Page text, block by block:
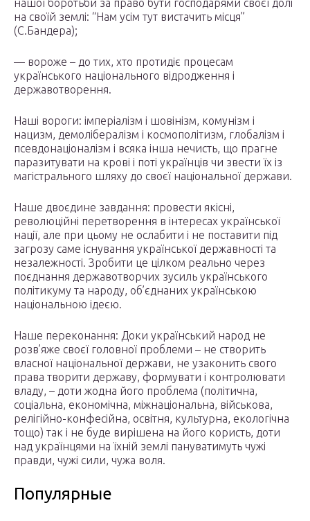
нашої боротьби за право бути господарями своєї долі
на своїй землі: “Нам усім тут вистачить місця”
(С.Бандера);
— вороже – до тих, хто протидіє процесам
українського національного відродження і
державотворення.
Наші вороги: імперіалізм і шовінізм, комунізм і
нацизм, демолібералізм і космополітизм, глобалізм і
псевдонаціоналізм і всяка інша нечисть, що прагне
паразитувати на крові і поті українців чи звести їх із
магістрального шляху до своєї національної держави.
Наше двоєдине завдання: провести якісні,
революційні перетворення в інтересах української
нації, але при цьому не ослабити і не поставити під
загрозу саме існування української державності та
незалежності. Зробити це цілком реально через
поєднання державотворчих зусиль українського
політикуму та народу, об’єднаних українською
національною ідеєю.
Наше переконання: Доки український народ не
розв’яже своєї головної проблеми – не створить
власної національної держави, не узаконить свого
права творити державу, формувати і контролювати
владу, – доти жодна його проблема (політична,
соціальна, економічна, міжнаціональна, військова,
релігійно-конфесійна, освітня, культурна, екологічна
тощо) так і не буде вирішена на його користь, доти
над українцями на їхній землі пануватимуть чужі
правди, чужі сили, чужа воля.
Популярные